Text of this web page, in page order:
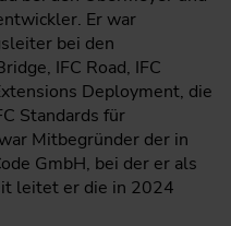
Er war
bei den
IFC Road, IFC
Deployment, die
Standards für
Mitbegründer der in
GmbH, bei der er als
leitet er die in 2024